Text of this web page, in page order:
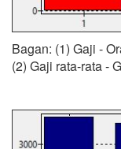
Bagan: (1) Gaji -
(2) Gaji rata-rata -